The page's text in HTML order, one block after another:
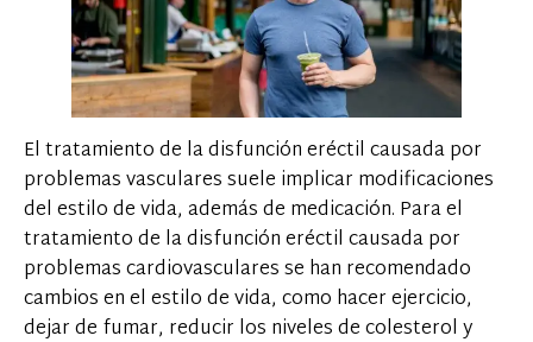
El tratamiento de la disfunción eréctil causada por
problemas vasculares suele implicar modificaciones
del estilo de vida, además de medicación. Para el
tratamiento de la disfunción eréctil causada por
problemas cardiovasculares se han recomendado
cambios en el estilo de vida, como hacer ejercicio,
dejar de fumar, reducir los niveles de colesterol y